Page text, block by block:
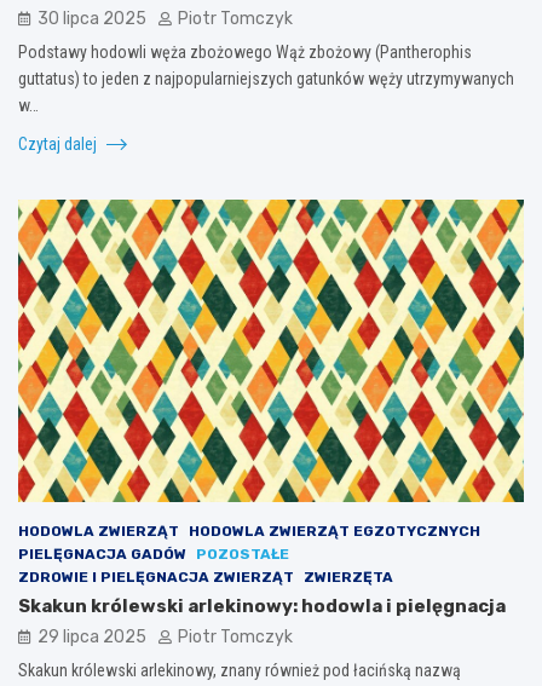
30 lipca 2025 Piotr Tomczyk
Podstawy hodowli węża zbożowego Wąż zbożowy (Pantherophis
guttatus) to jeden z najpopularniejszych gatunków węży utrzymywanych
w…
Czytaj dalej
HODOWLA ZWIERZĄT
HODOWLA ZWIERZĄT EGZOTYCZNYCH
PIELĘGNACJA GADÓW
POZOSTAŁE
ZDROWIE I PIELĘGNACJA ZWIERZĄT
ZWIERZĘTA
Skakun królewski arlekinowy: hodowla i pielęgnacja
29 lipca 2025 Piotr Tomczyk
Skakun królewski arlekinowy, znany również pod łacińską nazwą